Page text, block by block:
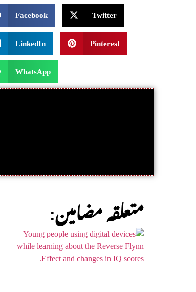
Facebook Twitter
LinkedIn Pinterest
WhatsApp
:متعلقہ مضامین